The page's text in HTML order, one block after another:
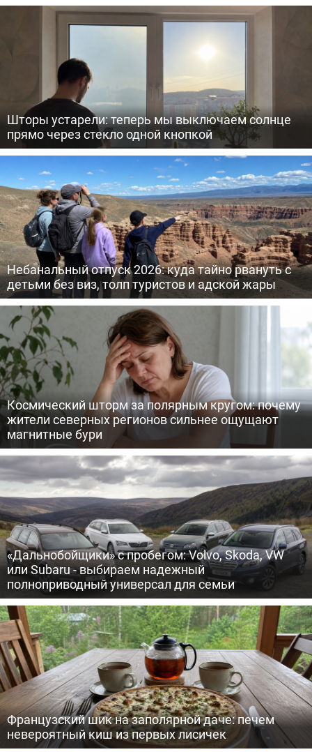
Шторы устарели: теперь мы выключаем солнце
прямо через стекло одной кнопкой
Небанальный отпуск 2026: куда тайно рвануть с
детьми без виз, толп туристов и адской жары
Космический шторм за полярным кругом: почему
жители северных регионов сильнее ощущают
магнитные бури
«Дальнобойщики» с пробегом: Volvo, Skoda, VW
или Subaru - выбираем надежный
полноприводный универсал для семьи
Французский шик на заполярной даче: печем
невероятный киш из первых лисичек